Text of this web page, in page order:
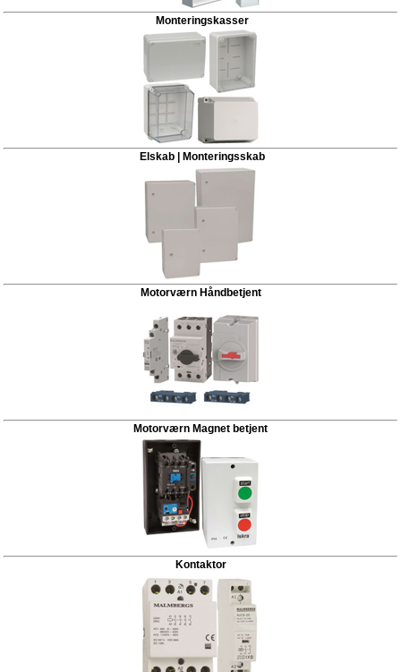
Monteringskasser
Elskab | Monteringsskab
Motorværn Håndbetjent
Motorværn Magnet betjent
Kontaktor